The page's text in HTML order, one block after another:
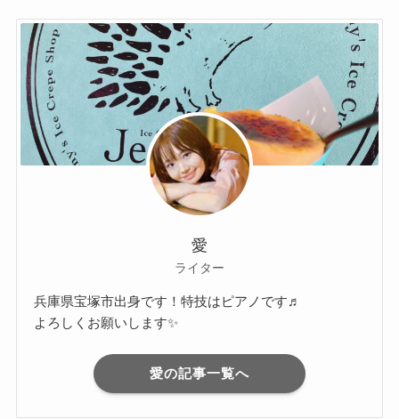
愛
ライター
兵庫県宝塚市出身です！特技はピアノです♬
よろしくお願いします✨
愛の記事一覧へ